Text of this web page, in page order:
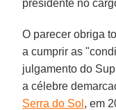
presidente no
O parecer obriga
a cumprir as
julgamento do
a célebre
Serra do Sol , em